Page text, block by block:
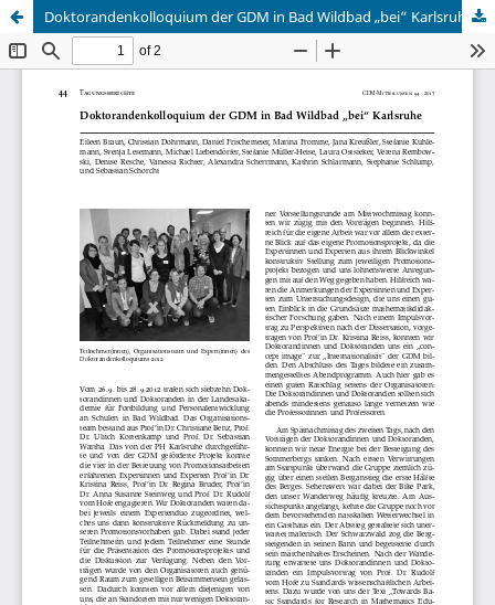
Doktorandenkolloquium der GDM in Bad Wildbad „bei“ Karlsruhe